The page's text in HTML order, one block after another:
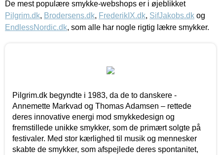
De mest populære smykke-webshops er i øjeblikket
Pilgrim.dk, Brodersens.dk, FrederikIX.dk, SifJakobs.dk og
EndlessNordic.dk, som alle har nogle rigtig lækre smykker.
Pilgrim.dk begyndte i 1983, da de to danskere -
Annemette Markvad og Thomas Adamsen – rettede
deres innovative energi mod smykkedesign og
fremstillede unikke smykker, som de primært solgte på
festivaler. Med stor kærlighed til musik og mennesker
skabte de smykker, som afspejlede deres spontanitet,